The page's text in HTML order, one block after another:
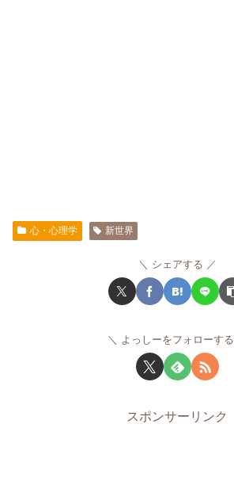
心・心理学 新世界
シェアする
よっしーをフォローする
スポンサーリンク